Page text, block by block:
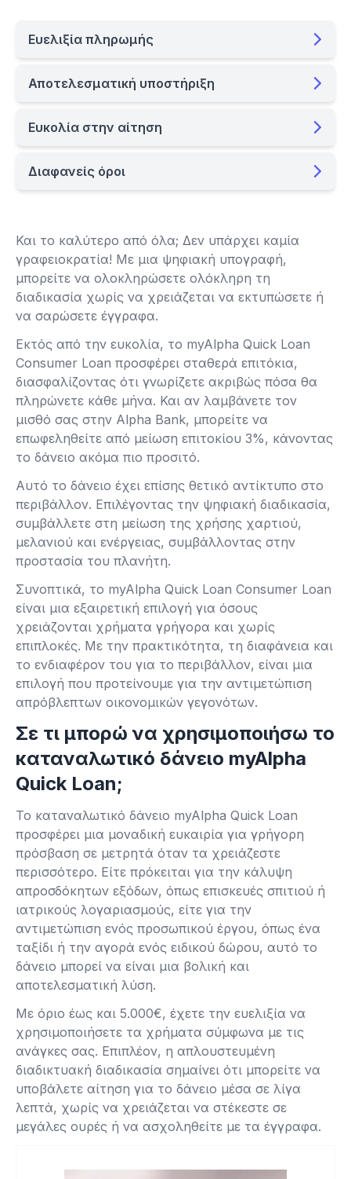
Ευελιξία πληρωμής
Αποτελεσματική υποστήριξη
Ευκολία στην αίτηση
Διαφανείς όροι
Και το καλύτερο από όλα; Δεν υπάρχει καμία
γραφειοκρατία! Με μια ψηφιακή υπογραφή,
μπορείτε να ολοκληρώσετε ολόκληρη τη
διαδικασία χωρίς να χρειάζεται να εκτυπώσετε ή
να σαρώσετε έγγραφα.
Εκτός από την ευκολία, το myAlpha Quick Loan
Consumer Loan προσφέρει σταθερά επιτόκια,
διασφαλίζοντας ότι γνωρίζετε ακριβώς πόσα θα
πληρώνετε κάθε μήνα. Και αν λαμβάνετε τον
μισθό σας στην Alpha Bank, μπορείτε να
επωφεληθείτε από μείωση επιτοκίου 3%, κάνοντας
το δάνειο ακόμα πιο προσιτό.
Αυτό το δάνειο έχει επίσης θετικό αντίκτυπο στο
περιβάλλον. Επιλέγοντας την ψηφιακή διαδικασία,
συμβάλλετε στη μείωση της χρήσης χαρτιού,
μελανιού και ενέργειας, συμβάλλοντας στην
προστασία του πλανήτη.
Συνοπτικά, το myAlpha Quick Loan Consumer Loan
είναι μια εξαιρετική επιλογή για όσους
χρειάζονται χρήματα γρήγορα και χωρίς
επιπλοκές. Με την πρακτικότητα, τη διαφάνεια και
το ενδιαφέρον του για το περιβάλλον, είναι μια
επιλογή που προτείνουμε για την αντιμετώπιση
απρόβλεπτων οικονομικών γεγονότων.
Σε τι μπορώ να χρησιμοποιήσω το
καταναλωτικό δάνειο myAlpha
Quick Loan;
Το καταναλωτικό δάνειο myAlpha Quick Loan
προσφέρει μια μοναδική ευκαιρία για γρήγορη
πρόσβαση σε μετρητά όταν τα χρειάζεστε
περισσότερο. Είτε πρόκειται για την κάλυψη
απροσδόκητων εξόδων, όπως επισκευές σπιτιού ή
ιατρικούς λογαριασμούς, είτε για την
αντιμετώπιση ενός προσωπικού έργου, όπως ένα
ταξίδι ή την αγορά ενός ειδικού δώρου, αυτό το
δάνειο μπορεί να είναι μια βολική και
αποτελεσματική λύση.
Με όριο έως και 5.000€, έχετε την ευελιξία να
χρησιμοποιήσετε τα χρήματα σύμφωνα με τις
ανάγκες σας. Επιπλέον, η απλουστευμένη
διαδικτυακή διαδικασία σημαίνει ότι μπορείτε να
υποβάλετε αίτηση για το δάνειο μέσα σε λίγα
λεπτά, χωρίς να χρειάζεται να στέκεστε σε
μεγάλες ουρές ή να ασχοληθείτε με τα έγγραφα.